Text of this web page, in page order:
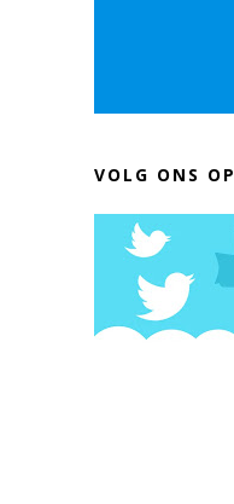
VOLG ONS